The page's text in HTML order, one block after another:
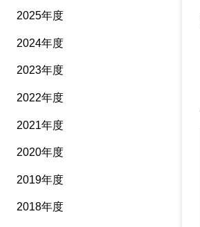
2025年度
2024年度
2023年度
2022年度
2021年度
2020年度
2019年度
2018年度